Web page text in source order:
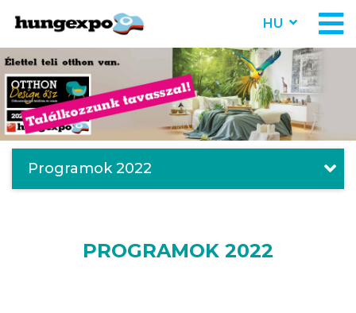
HU
Programok 2022
PROGRAMOK 2022